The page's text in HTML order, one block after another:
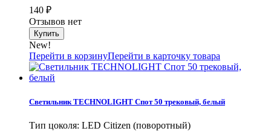
140 ₽
Отзывов нет
New!
Перейти в корзинуПерейти в карточку товара
Светильник TECHNOLIGHT Спот 50 трековый, белый
Тип цоколя: LED Citizen (поворотный)